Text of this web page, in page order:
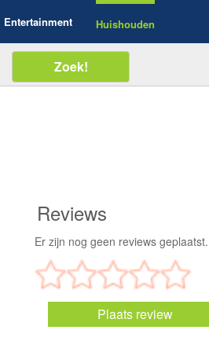
Entertainment Huishouden
Reviews
Er zijn nog geen reviews geplaatst.
Plaats review